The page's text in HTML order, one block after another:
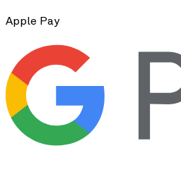
Apple Pay